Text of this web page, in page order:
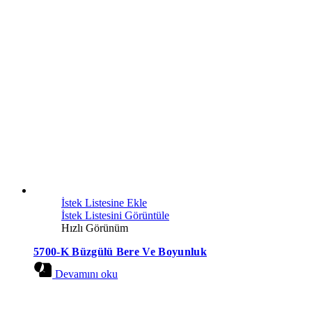
İstek Listesine Ekle
İstek Listesini Görüntüle
Hızlı Görünüm
5700-K Büzgülü Bere Ve Boyunluk
Devamını oku